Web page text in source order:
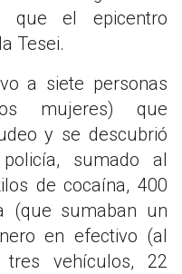
que el epicentro
Tesei.
a siete personas
mujeres) que
y se descubrió
sumado al
de cocaína, 400
(que sumaban un
en efectivo (al
tres vehículos, 22